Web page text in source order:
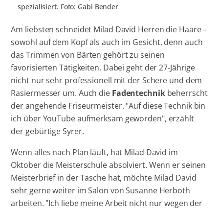
spezialisiert. Foto: Gabi Bender
Am liebsten schneidet Milad David Herren die Haare –
sowohl auf dem Kopf als auch im Gesicht, denn auch
das Trimmen von Bärten gehört zu seinen
favorisierten Tätigkeiten. Dabei geht der 27-Jährige
nicht nur sehr professionell mit der Schere und dem
Rasiermesser um. Auch die Fadentechnik beherrscht
der angehende Friseurmeister. "Auf diese Technik bin
ich über YouTube aufmerksam geworden", erzählt
der gebürtige Syrer.
Wenn alles nach Plan läuft, hat Milad David im
Oktober die Meisterschule absolviert. Wenn er seinen
Meisterbrief in der Tasche hat, möchte Milad David
sehr gerne weiter im Salon von Susanne Herboth
arbeiten. "Ich liebe meine Arbeit nicht nur wegen der